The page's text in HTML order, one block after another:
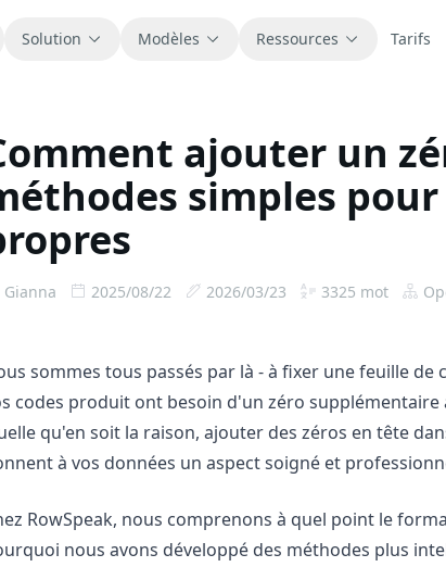
Solution Modèles
Tous
Parcourez tous les modèles de tableur
prêts à l’emploi.
Finance
Budgets, prévisions, reporting et analyse
Opérations
Suivez workflows, coordination,
planification et exécution.
Pipelines, objectifs, prévisions et suivi du
chiffre d’affaires.
Ressources
Blog
Actualités produit, exemples et idées de
workflow.
Tutoriels pas à pas pour de vrais usages
Documentation
Documentation produit, configuration et
références d’usage.
Bibliothèque de prompts
Prompts utiles pour l’analyse, le reporting
et le nettoyage.
Tarifs
ajouter un
simples
Gianna 2025/08/22 2026/03/23 3325 mot
sommes tous passés par là - à fixer une feuille
codes produit ont besoin d'un zéro
qu'en soit la raison, ajouter des zéros en tête
à vos données un aspect soigné et
RowSpeak, nous comprenons à quel point le
nous avons développé des méthodes plus